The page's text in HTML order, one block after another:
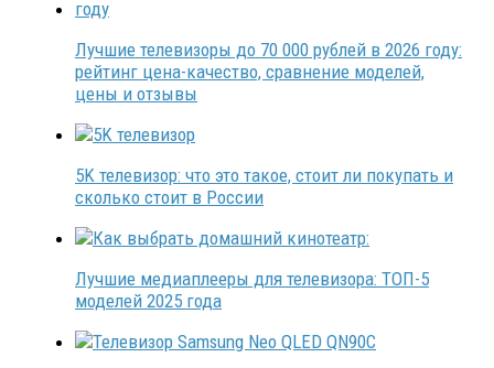
Лучшие телевизоры до 70 000 рублей в 2026 году:
рейтинг цена-качество, сравнение моделей,
цены и отзывы
5K телевизор: что это такое, стоит ли покупать и
сколько стоит в России
Лучшие медиаплееры для телевизора: ТОП-5
моделей 2025 года